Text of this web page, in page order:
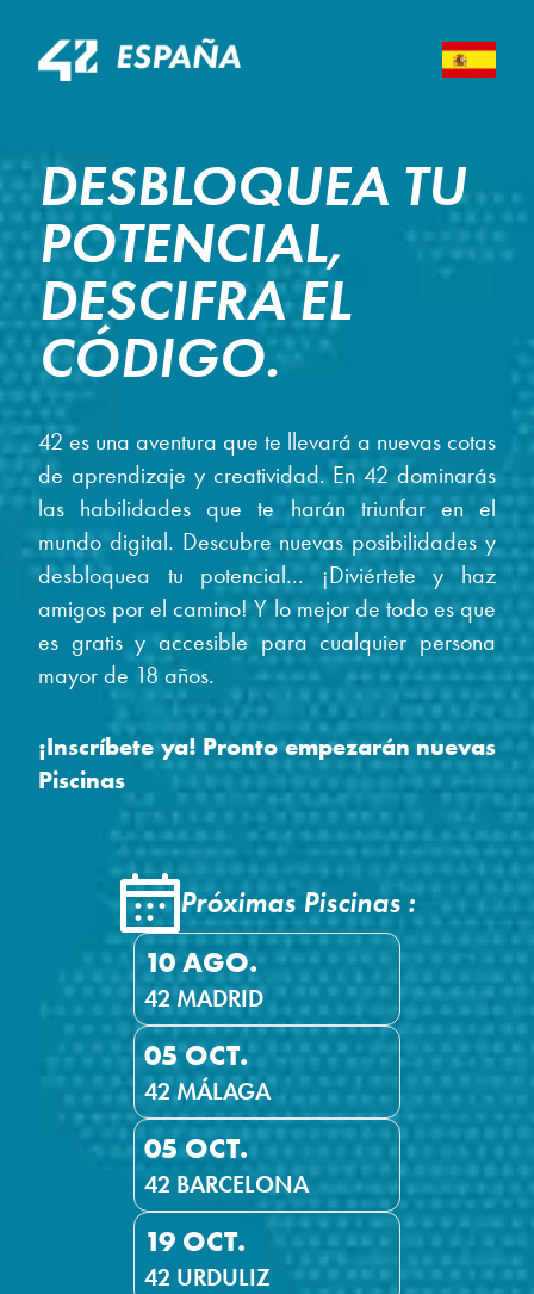
DESBLOQUEA TU
POTENCIAL,
DESCIFRA EL
CÓDIGO.
42 es una aventura que te llevará a nuevas cotas
de aprendizaje y creatividad. En 42 dominarás
las habilidades que te harán triunfar en el
mundo digital. Descubre nuevas posibilidades y
desbloquea tu potencial... ¡Diviértete y haz
amigos por el camino! Y lo mejor de todo es que
es gratis y accesible para cualquier persona
mayor de 18 años.
¡Inscríbete ya! Pronto empezarán nuevas
Piscinas
Próximas Piscinas:
10 AGO.
42 MADRID
05 OCT.
42 MÁLAGA
05 OCT.
42 BARCELONA
19 OCT.
42 URDULIZ